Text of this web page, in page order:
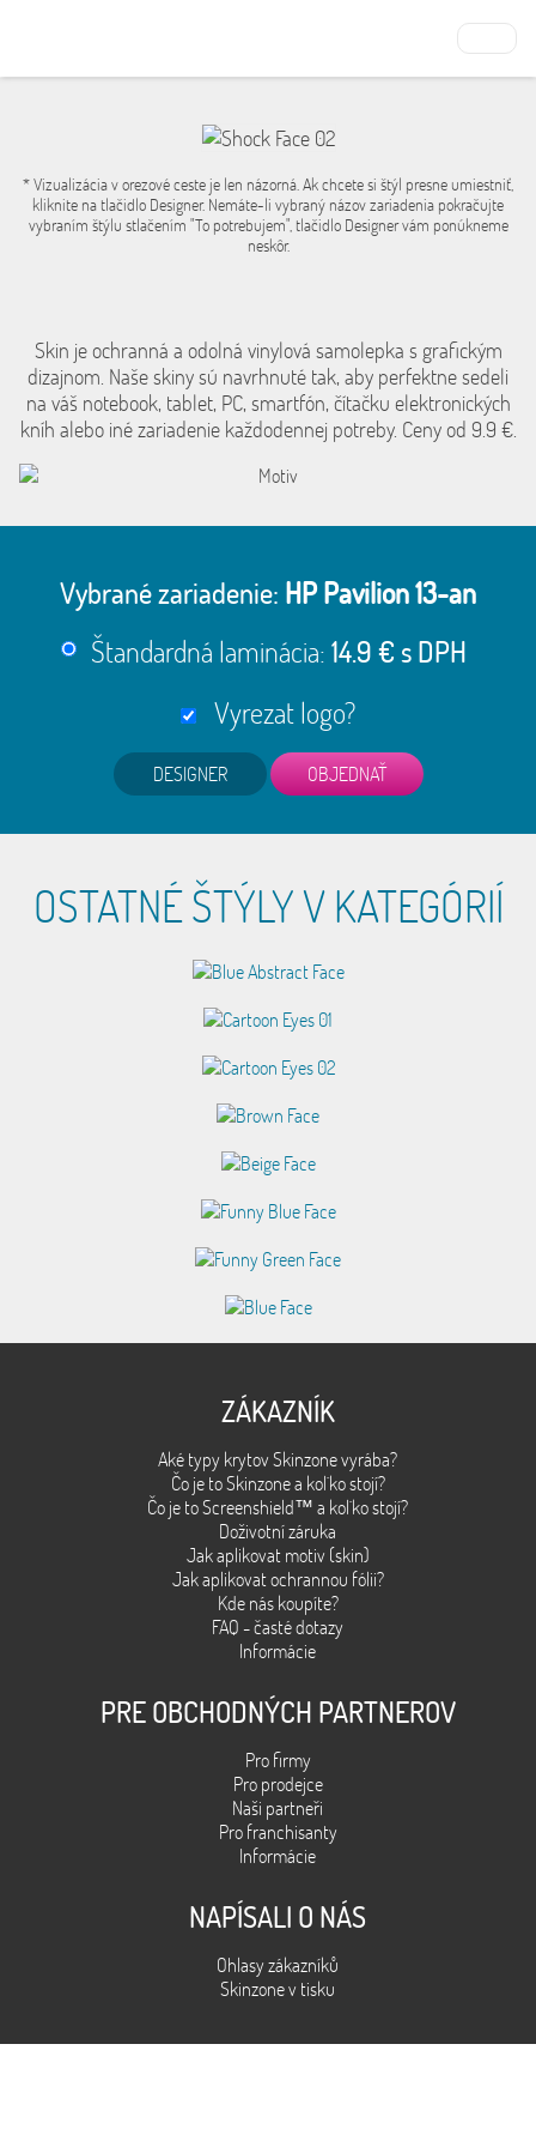
* Vizualizácia v orezové ceste je len názorná. Ak chcete si štýl presne umiestniť,
kliknite na tlačidlo Designer. Nemáte-li vybraný názov zariadenia pokračujte
vybraním štýlu stlačením "To potrebujem", tlačidlo Designer vám ponúkneme
neskôr.
Skin je ochranná a odolná vinylová samolepka s grafickým
dizajnom. Naše skiny sú navrhnuté tak, aby perfektne sedeli
na váš notebook, tablet, PC, smartfón, čítačku elektronických
kníh alebo iné zariadenie každodennej potreby. Ceny od 9.9 €.
Vybrané zariadenie: HP Pavilion 13-an
Štandardná laminácia:14.9 € s DPH
Vyrezat logo?
DESIGNER
OSTATNÉ ŠTÝLY V KATEGÓRIÍ
ZÁKAZNÍK
Aké typy krytov Skinzone vyrába?
Čo je to Skinzone a kol´ko stojí?
Čo je to Screenshield™ a kol´ko stojí?
Doživotní záruka
Jak aplikovat motiv (skin)
Jak aplikovat ochrannou fólii?
Kde nás koupíte?
FAQ - časté dotazy
Informácie
PRE OBCHODNÝCH PARTNEROV
Pro firmy
Pro prodejce
Naši partneři
Pro franchisanty
Informácie
NAPÍSALI O NÁS
Ohlasy zákazníků
Skinzone v tisku